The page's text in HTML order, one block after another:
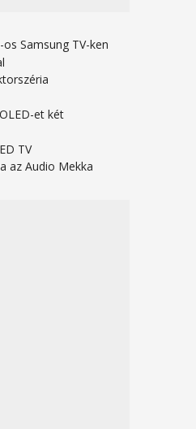
Samsung TV-ken
et két
TV
az Audio Mekka